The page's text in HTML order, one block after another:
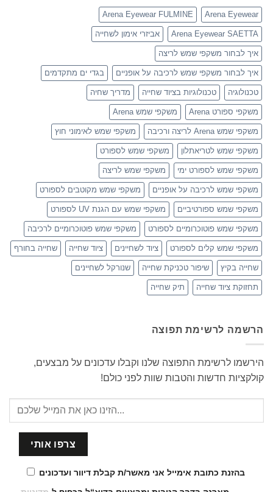
Arena Eyewear
Arena Eyewear FULMINE
Arena Eyewear SAETTA אביזרי אימון לשחייה
איך לבחור משקפי שמש לריצה
איך לבחור משקפי שמש לרכיבה על אופניים בגדי ים מתקדמים
טכנולוגיה טכנולוגיות בציוד שחייה מדריך שחיה
משקפי ספורט Arena משקפי שמש Arena
משקפי שמש Arena לריצה ורכיבה משקפי שמש לאימוני חוץ
משקפי שמש לטריאתלון משקפי שמש לספורט
משקפי שמש לספורט ימי משקפי שמש לריצה
משקפי שמש לרכיבה על אופניים משקפי שמש מקוטבים לספורט
משקפי שמש ספורטיביים משקפי שמש עם הגנת UV לספורט
משקפי שמש פוטוכרומיים לספורט משקפי שמש פוטוכרומיים לרכיבה
משקפי שמש קלים לספורט ציוד לשחיינים ציוד שחייה שחייה בחורף
שחייה בקיץ שיפור טכניקת שחייה שנורקל לשחיינים
תחזוקת ציוד שחייה תיק שחייה
הרשמה לרשימת תפוצה
הירשמו לרשימת התפוצה שלנו וקבלו עדכונים על מבצעים,
קולקציות חדשות והטבות שוות לפני כולם!
בהזנת כתובת אימייל אני מאשר/ת קבלת דיוור ועדכונים